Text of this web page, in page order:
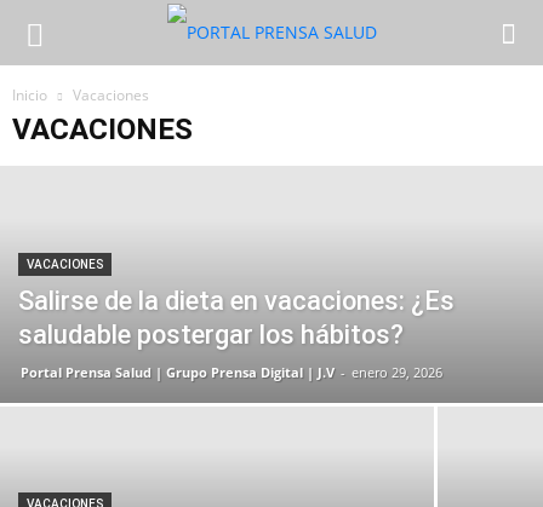
Inicio Vacaciones
VACACIONES
VACACIONES
Salirse de la dieta en vacaciones: ¿Es
saludable postergar los hábitos?
Portal Prensa Salud | Grupo Prensa Digital | J.V - enero 29, 2026
VACACIONES